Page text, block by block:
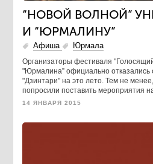
“НОВОЙ ВОЛНОЙ”
И “ЮРМАЛИНУ”
Афиша Юрмала
Организаторы фестиваля
"Юрмалина” официально отказались
"Дзинтари" на это лето. Тем не
попросили поставить мероприятия
14 ЯНВАРЯ 2015